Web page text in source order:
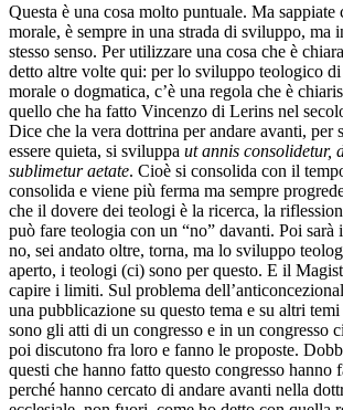
Questa è una cosa molto puntuale. Ma sappiate
morale, è sempre in una strada di sviluppo, ma
stesso senso. Per utilizzare una cosa che è
detto altre volte qui: per lo sviluppo teologico di
morale o dogmatica, c’è una regola che è
quello che ha fatto Vincenzo di Lerins nel
Dice che la vera dottrina per andare avanti, per
essere quieta, si sviluppa ut annis consolidetur,
sublimetur aetate. Cioè si consolida con il
consolida e viene più ferma ma sempre
che il dovere dei teologi è la ricerca, la
può fare teologia con un “no” davanti. Poi sarà
no, sei andato oltre, torna, ma lo sviluppo
aperto, i teologi (ci) sono per questo. E il
capire i limiti. Sul problema
una pubblicazione su questo tema e su altri
sono gli atti di un congresso e in un congresso
poi discutono fra loro e fanno le proposte.
questi che hanno fatto questo congresso hanno
perché hanno cercato di andare avanti nella